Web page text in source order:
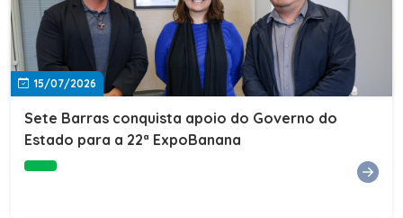
15/07/2026
Sete Barras conquista apoio do Governo do
Estado para a 22ª ExpoBanana